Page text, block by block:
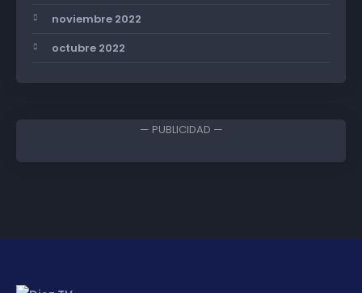
noviembre 2022
octubre 2022
— PUBLICIDAD —